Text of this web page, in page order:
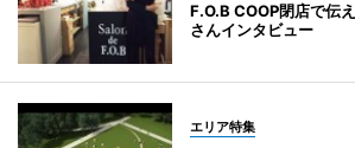
F.O.B COOP閉店で伝
さんインタビュー
エリア特集